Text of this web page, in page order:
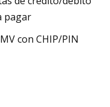
pagar
con CHIP/PIN